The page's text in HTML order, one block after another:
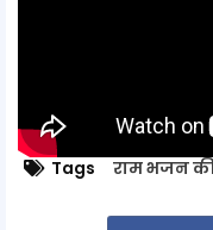
Tags राम भजन